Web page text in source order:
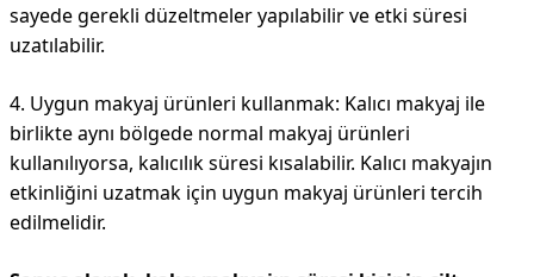
sayede gerekli düzeltmeler yapılabilir ve etki süresi
uzatılabilir.
4. Uygun makyaj ürünleri kullanmak: Kalıcı makyaj ile
birlikte aynı bölgede normal makyaj ürünleri
kullanılıyorsa, kalıcılık süresi kısalabilir. Kalıcı makyajın
etkinliğini uzatmak için uygun makyaj ürünleri tercih
edilmelidir.